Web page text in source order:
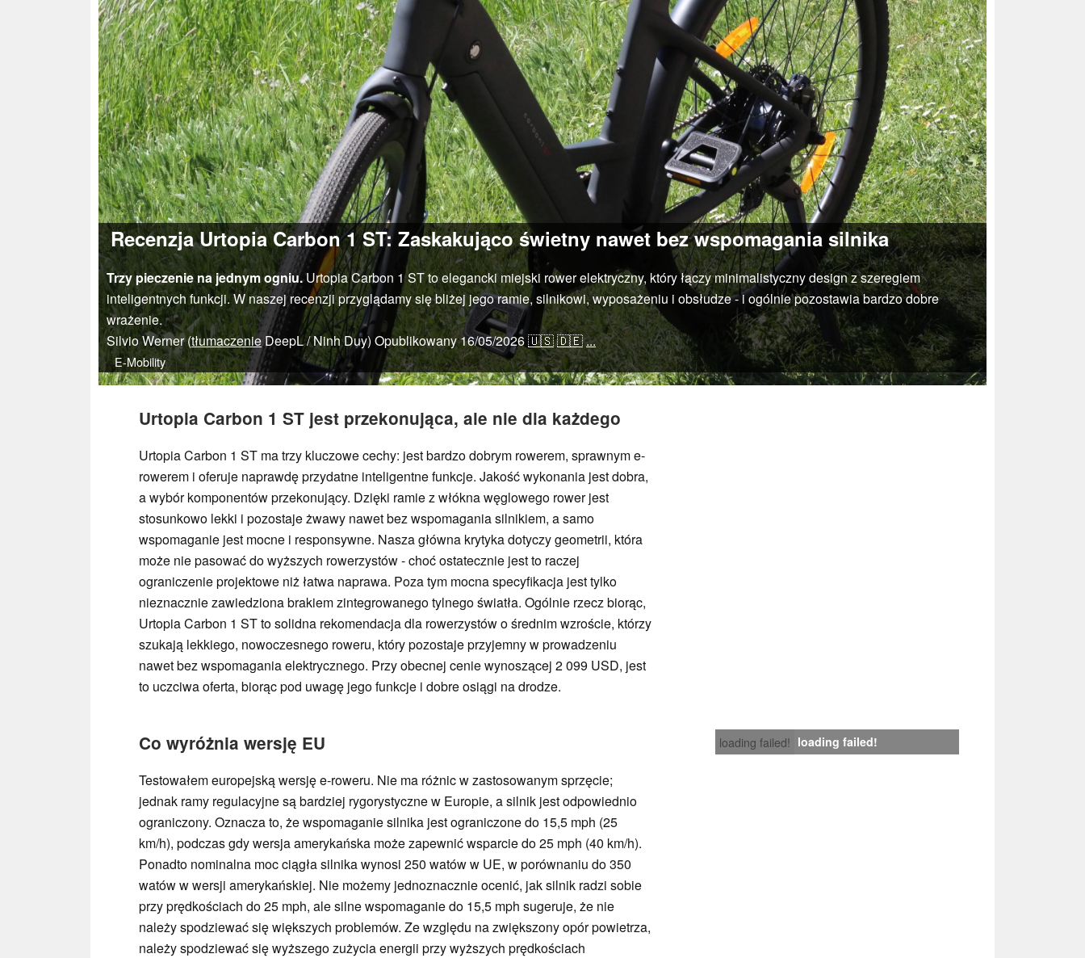
Recenzja Urtopia Carbon 1 ST: Zaskakująco świetny nawet bez wspomagania silnika
Trzy pieczenie na jednym ogniu.Urtopia Carbon 1 ST to elegancki miejski rower elektryczny, który łączy minimalistyczny design z szeregiem
inteligentnych funkcji. W naszej recenzji przyglądamy się bliżej jego ramie, silnikowi, wyposażeniu i obsłudze - i ogólnie pozostawia bardzo dobre
wrażenie.
Silvio Werner (tłumaczenieDeepL / Ninh Duy) Opublikowany16/05/2026🇺🇸🇩🇪...
E-Mobility
Urtopia Carbon 1 ST jest przekonująca, ale nie dla każdego
Urtopia Carbon 1 ST ma trzy kluczowe cechy: jest bardzo dobrym rowerem, sprawnym e-
rowerem i oferuje naprawdę przydatne inteligentne funkcje. Jakość wykonania jest dobra,
a wybór komponentów przekonujący. Dzięki ramie z włókna węglowego rower jest
stosunkowo lekki i pozostaje żwawy nawet bez wspomagania silnikiem, a samo
wspomaganie jest mocne i responsywne. Nasza główna krytyka dotyczy geometrii, która
może nie pasować do wyższych rowerzystów - choć ostatecznie jest to raczej
ograniczenie projektowe niż łatwa naprawa. Poza tym mocna specyfikacja jest tylko
nieznacznie zawiedziona brakiem zintegrowanego tylnego światła. Ogólnie rzecz biorąc,
Urtopia Carbon 1 ST to solidna rekomendacja dla rowerzystów o średnim wzroście, którzy
szukają lekkiego, nowoczesnego roweru, który pozostaje przyjemny w prowadzeniu
nawet bez wspomagania elektrycznego. Przy obecnej cenie wynoszącej 2 099 USD, jest
to uczciwa oferta, biorąc pod uwagę jego funkcje i dobre osiągi na drodze.
loading failed! loading failed!
Co wyróżnia wersję EU
Testowałem europejską wersję e-roweru. Nie ma różnic w zastosowanym sprzęcie;
jednak ramy regulacyjne są bardziej rygorystyczne w Europie, a silnik jest odpowiednio
ograniczony. Oznacza to, że wspomaganie silnika jest ograniczone do 15,5 mph (25
km/h), podczas gdy wersja amerykańska może zapewnić wsparcie do 25 mph (40 km/h).
Ponadto nominalna moc ciągła silnika wynosi 250 watów w UE, w porównaniu do 350
watów w wersji amerykańskiej. Nie możemy jednoznacznie ocenić, jak silnik radzi sobie
przy prędkościach do 25 mph, ale silne wspomaganie do 15,5 mph sugeruje, że nie
należy spodziewać się większych problemów. Ze względu na zwiększony opór powietrza,
należy spodziewać się wyższego zużycia energii przy wyższych prędkościach